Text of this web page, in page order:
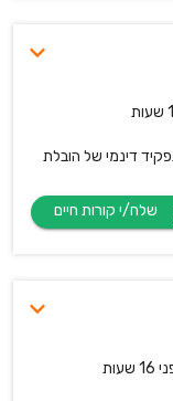
דינמי של הובלת
שעות